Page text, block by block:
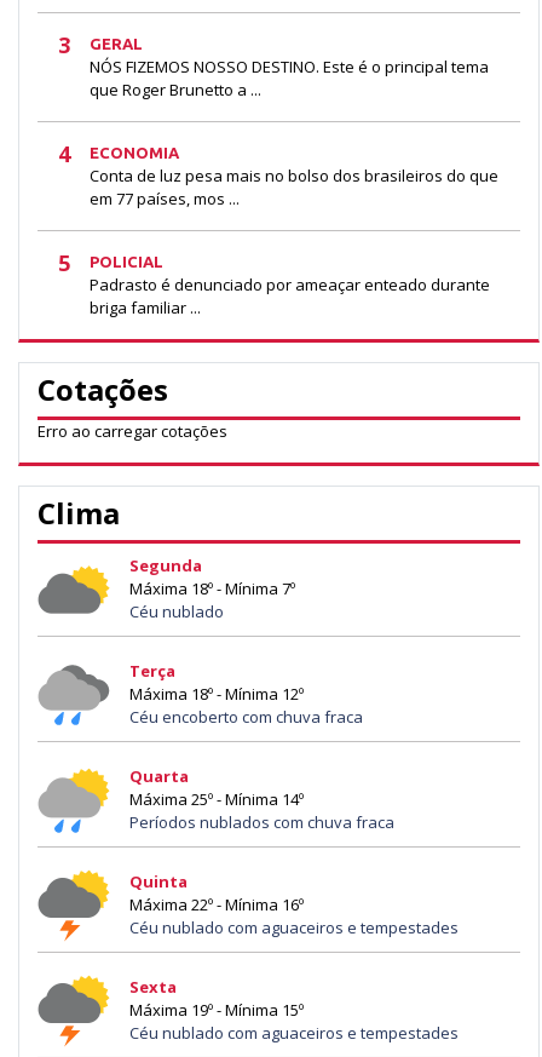
3 GERAL
NÓS FIZEMOS NOSSO DESTINO. Este é o principal tema
que Roger Brunetto a ...
4 ECONOMIA
Conta de luz pesa mais no bolso dos brasileiros do que
em 77 países, mos ...
5 POLICIAL
Padrasto é denunciado por ameaçar enteado durante
briga familiar ...
Cotações
Erro ao carregar cotações
Clima
Segunda
Máxima 18º - Mínima 7º
Céu nublado
Terça
Máxima 18º - Mínima 12º
Céu encoberto com chuva fraca
Quarta
Máxima 25º - Mínima 14º
Períodos nublados com chuva fraca
Quinta
Máxima 22º - Mínima 16º
Céu nublado com aguaceiros e tempestades
Sexta
Máxima 19º - Mínima 15º
Céu nublado com aguaceiros e tempestades